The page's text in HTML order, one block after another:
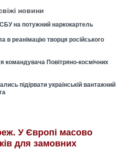
новини
на потужний наркокартель
в реанімацію творця російського
командувача Повітряно-космічних
підірвати українській вантажний
У Європі масово
для замовних